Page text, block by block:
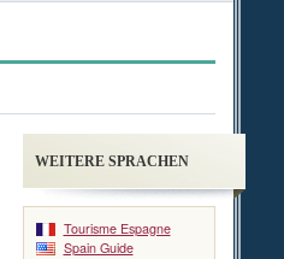
WEITERE SPRACHEN
Tourisme Espagne
Spain Guide